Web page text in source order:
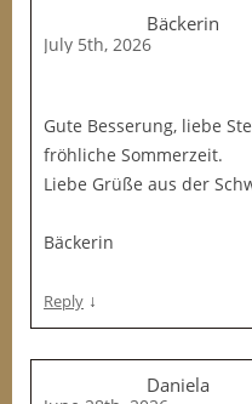
Bäckerin
July 5th, 2026
Gute Besserung, liebe
fröhliche Sommerzeit.
Liebe Grüße aus der
Bäckerin
Reply ↓
Daniela